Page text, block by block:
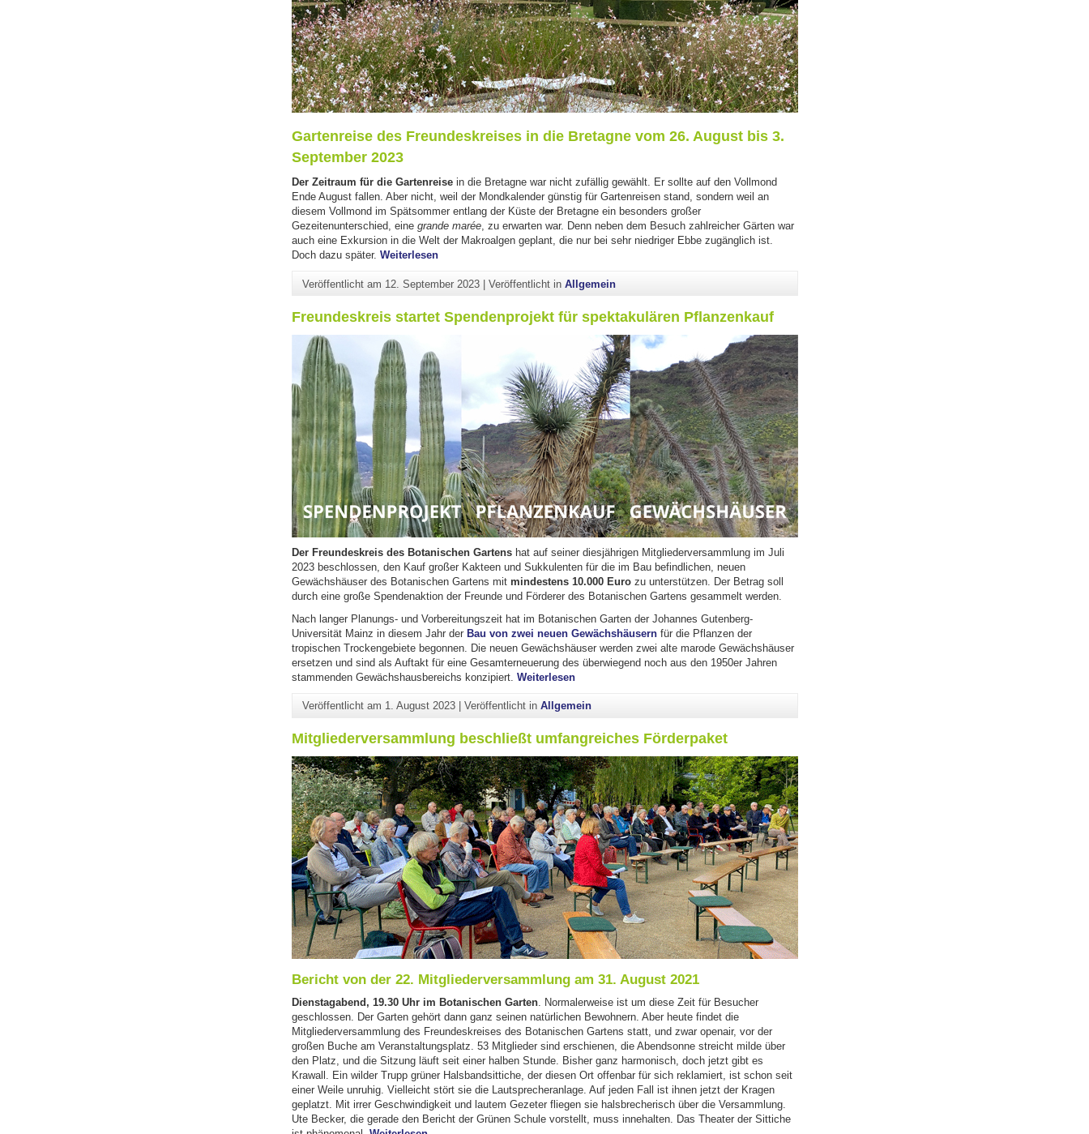
Gartenreise des Freundeskreises in die Bretagne vom 26. August bis 3.
September 2023
Der Zeitraum für die Gartenreisein die Bretagne war nicht zufällig gewählt. Er sollte auf den Vollmond
Ende August fallen. Aber nicht, weil der Mondkalender günstig für Gartenreisen stand, sondern weil an
diesem Vollmond im Spätsommer entlang der Küste der Bretagne ein besonders großer
Gezeitenunterschied, eine grande marée, zu erwarten war. Denn neben dem Besuch zahlreicher Gärten war
auch eine Exkursion in die Welt der Makroalgen geplant, die nur bei sehr niedriger Ebbe zugänglich ist.
Doch dazu später. Weiterlesen"Fantastische Gärten, Kathedralen und ein Besuch bei den Meeresalgen"
Veröffentlicht am 12. September 2023 |Veröffentlicht inAllgemein
Freundeskreis startet Spendenprojekt für spektakulären Pflanzenkauf
Der Freundeskreis des Botanischen Gartenshat auf seiner diesjährigen Mitgliederversammlung im Juli
2023 beschlossen, den Kauf großer Kakteen und Sukkulenten für die im Bau befindlichen, neuen
Gewächshäuser des Botanischen Gartens mit mindestens 10.000 Eurozu unterstützen. Der Betrag soll
durch eine große Spendenaktion der Freunde und Förderer des Botanischen Gartens gesammelt werden.
Nach langer Planungs- und Vorbereitungszeit hat im Botanischen Garten der Johannes Gutenberg-
Universität Mainz in diesem Jahr der Bau von zwei neuen Gewächshäusernfür die Pflanzen der
tropischen Trockengebiete begonnen. Die neuen Gewächshäuser werden zwei alte marode Gewächshäuser
ersetzen und sind als Auftakt für eine Gesamterneuerung des überwiegend noch aus den 1950er Jahren
stammenden Gewächshausbereichs konzipiert. Weiterlesen"Freundeskreis startet Spendenprojekt für spektakulären Pflanzenkauf"
Veröffentlicht am 1. August 2023 |Veröffentlicht inAllgemein
Mitgliederversammlung beschließt umfangreiches Förderpaket
Bericht von der 22. Mitgliederversammlung am 31. August 2021
Dienstagabend, 19.30 Uhr im Botanischen Garten. Normalerweise ist um diese Zeit für Besucher
geschlossen. Der Garten gehört dann ganz seinen natürlichen Bewohnern. Aber heute findet die
Mitgliederversammlung des Freundeskreises des Botanischen Gartens statt, und zwar openair, vor der
großen Buche am Veranstaltungsplatz. 53 Mitglieder sind erschienen, die Abendsonne streicht milde über
den Platz, und die Sitzung läuft seit einer halben Stunde. Bisher ganz harmonisch, doch jetzt gibt es
Krawall. Ein wilder Trupp grüner Halsbandsittiche, der diesen Ort offenbar für sich reklamiert, ist schon seit
einer Weile unruhig. Vielleicht stört sie die Lautsprecheranlage. Auf jeden Fall ist ihnen jetzt der Kragen
geplatzt. Mit irrer Geschwindigkeit und lautem Gezeter fliegen sie halsbrecherisch über die Versammlung.
Ute Becker, die gerade den Bericht der Grünen Schule vorstellt, muss innehalten. Das Theater der Sittiche